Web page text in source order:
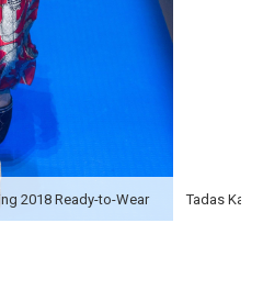
2018 Ready-to-Wear Tadas